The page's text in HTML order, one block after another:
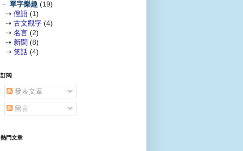
－ 單字樂趣 (19)
⇢ 俚語 (1)
⇢ 古文觀字 (4)
⇢ 名言 (2)
⇢ 新聞 (8)
⇢ 笑話 (4)
訂閱
發表文章
留言
熱門文章